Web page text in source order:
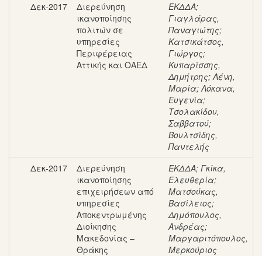
Δεκ-2017
Διερεύνηση
ικανοποίησης
πολιτών σε
υπηρεσίες
Περιφέρειας
Αττικής και ΟΑΕΔ
ΕΚΔΔΑ;
Γιαγλάρας,
Παναγιώτης;
Κατσικάτσος,
Γιώργος;
Κυπαρίσσης,
Δημήτρης;Λένη,
Μαρία;Λόκανα,
Ευγενία;
Τσολακίδου,
Σαββατού;
Βουλτσίδης,
Παντελής
Δεκ-2017
Διερεύνηση
ικανοποίησης
επιχειρήσεων από
υπηρεσίες
Αποκεντρωμένης
Διοίκησης
Μακεδονίας –
Θράκης
ΕΚΔΔΑ; Γκίκα,
Ελευθερία;
Ματσούκας,
Βασίλειος;
Δημόπουλος,
Ανδρέας;
Μαργαριτόπουλος,
Μερκούριος